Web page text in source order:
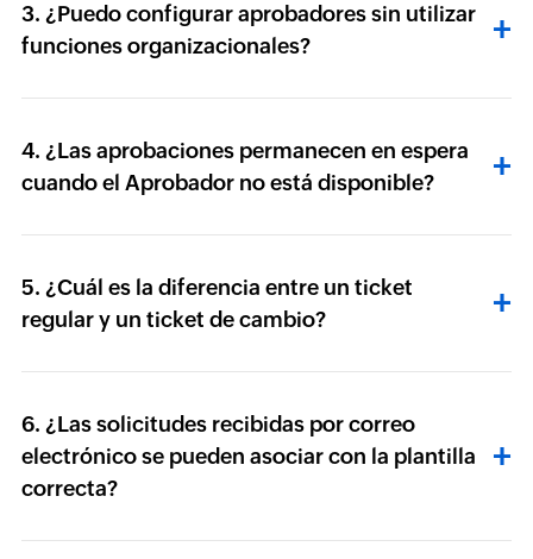
3. ¿Puedo configurar aprobadores sin utilizar
funciones organizacionales?
4. ¿Las aprobaciones permanecen en espera
cuando el Aprobador no está disponible?
5. ¿Cuál es la diferencia entre un ticket
regular y un ticket de cambio?
6. ¿Las solicitudes recibidas por correo
electrónico se pueden asociar con la plantilla
correcta?